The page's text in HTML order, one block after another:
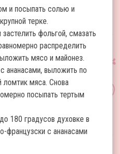
и посыпать солью и
терке.
фольгой, смазать
распределить
мясо и майонез.
ананасами, выложить по
мяса. Снова
посыпать тертым
180 градусов духовке в
французски с ананасами